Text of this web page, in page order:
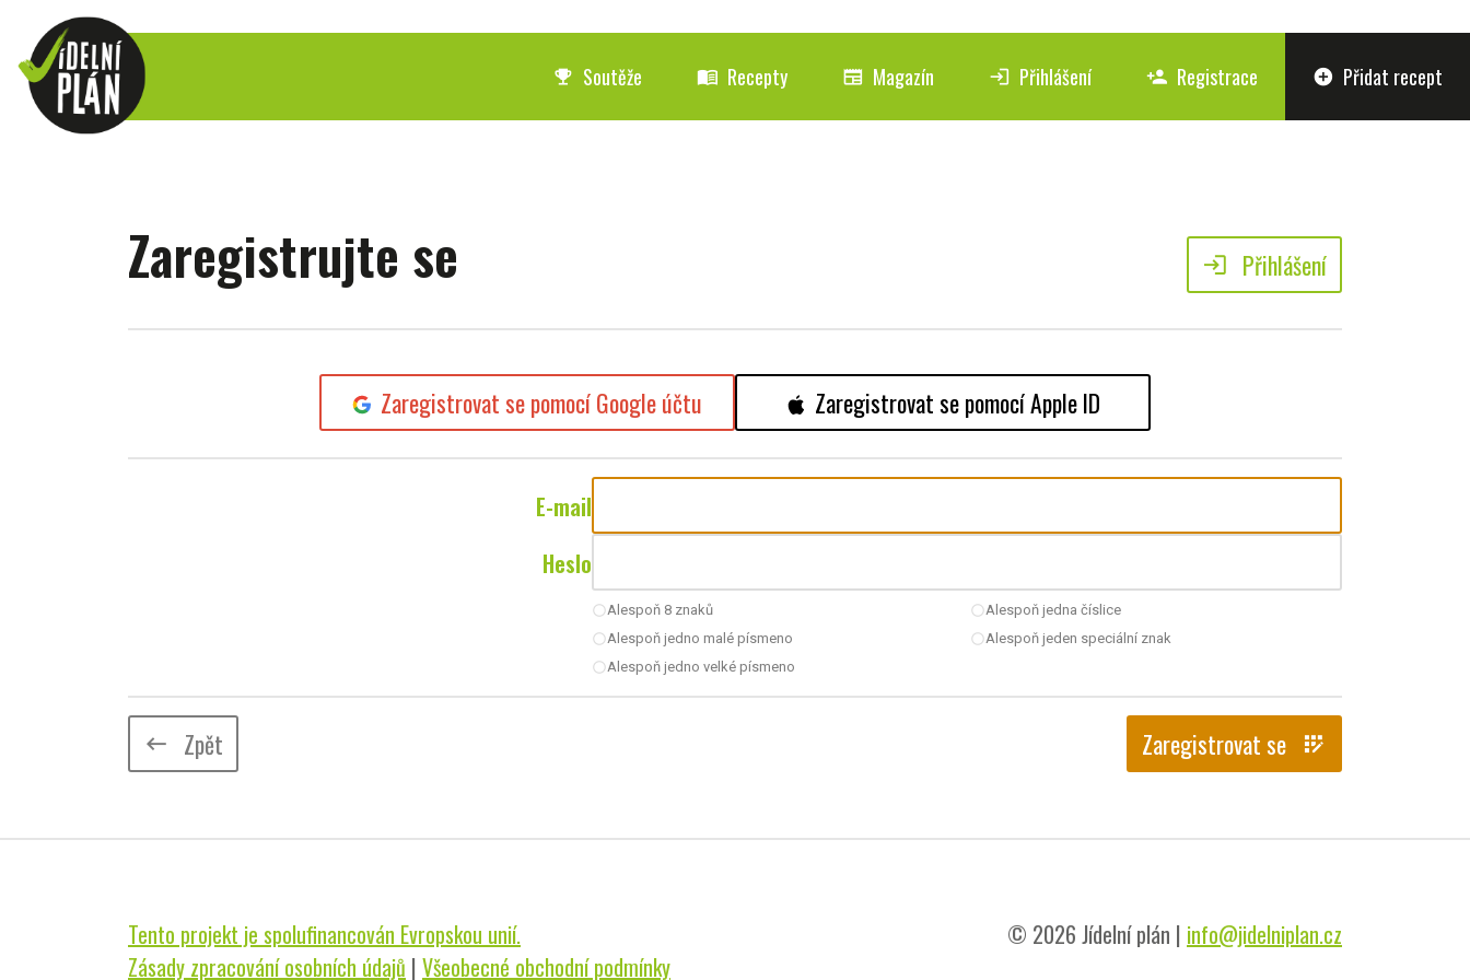
emoji_events Soutěže menu_book Recepty newspaper Magazín login Přihlášení person_add Registrace add_circle Přidat recept
Zaregistrujte se login Přihlášení
Zaregistrovat se pomocí Google účtu Zaregistrovat se pomocí Apple ID
E-mail
Heslo
radio_button_uncheckedAlespoň 8 znaků
radio_button_uncheckedAlespoň jedno malé písmeno
radio_button_uncheckedAlespoň jedno velké písmeno
radio_button_uncheckedAlespoň jedna číslice
radio_button_uncheckedAlespoň jeden speciální znak
keyboard_backspace Zpět Zaregistrovat se app_registration
Tento projekt je spolufinancován Evropskou unií.
Zásady zpracování osobních údajů | Všeobecné obchodní podmínky
© 2026 Jídelní plán | info@jidelniplan.cz